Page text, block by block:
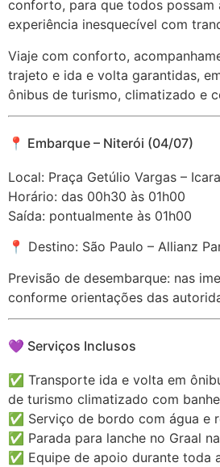
conforto, para que todos possam
experiência inesquecível com
Viaje com conforto,
trajeto e ida e volta garantidas,
ônibus de turismo, climatizado e
📍 Embarque – Niterói (04/07)
Local: Praça Getúlio Vargas –
Horário: das 00h30 às 01h00
Saída: pontualmente às 01h00
📍 Destino: São Paulo – Allianz
Previsão de desembarque: nas
conforme orientações das
💜 Serviços Inclusos
✅ Transporte ida e volta em
de turismo climatizado com
✅ Serviço de bordo com água e
✅ Parada para lanche no Graal
✅ Equipe de apoio durante toda